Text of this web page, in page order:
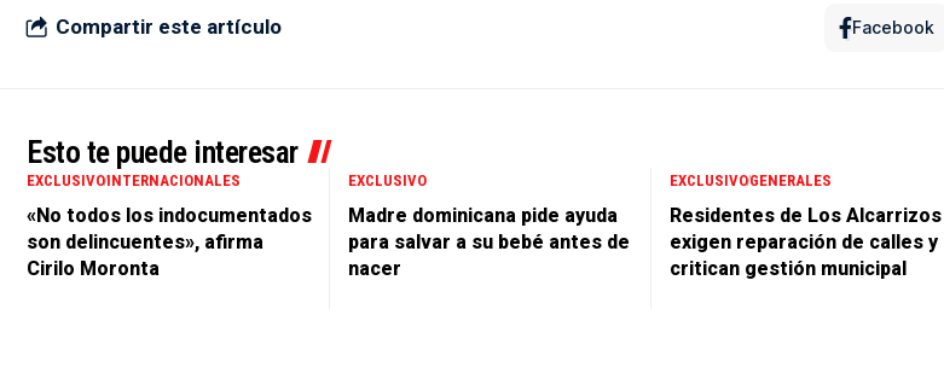
Compartir este artículo Facebook
Esto te puede interesar
EXCLUSIVOINTERNACIONALES
«No todos los indocumentados
son delincuentes», afirma
Cirilo Moronta
EXCLUSIVO
Madre dominicana pide ayuda
para salvar a su bebé antes de
nacer
EXCLUSIVOGENERALES
Residentes de Los Alcarrizos
exigen reparación de calles y
critican gestión municipal